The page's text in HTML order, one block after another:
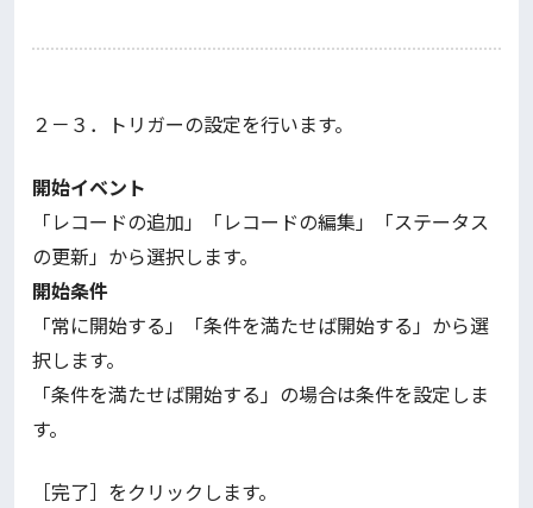
２－３．トリガーの設定を行います。
開始イベント
「レコードの追加」「レコードの編集」「ステータス
の更新」から選択します。
開始条件
「常に開始する」「条件を満たせば開始する」から選
択します。
「条件を満たせば開始する」の場合は条件を設定しま
す。
［完了］をクリックします。